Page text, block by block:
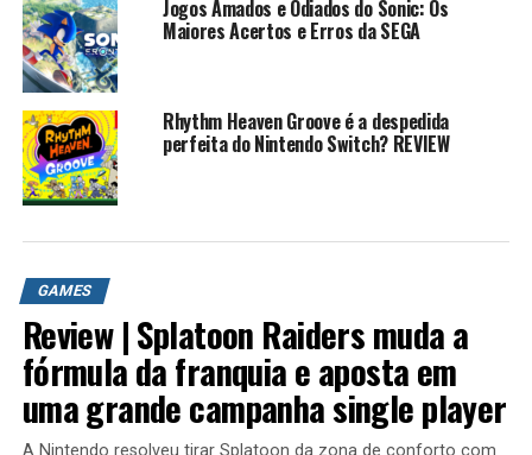
Corra a toda velocidade e suba de nível para aumentar
as habilidades de Sonic.
MÚSICAS:
-SONIC & ALL STAR RACING TRANSFORMADO:
SELEÇÃO DE JOGO
AVENTURA RÚSTICA SÓNICA: HOVERCRAFT
BATERIA CONTRA REAGINADA POR LOPES DE TEE
-WINDMILL ILHA MODERNA REMIX POR
THEBLEHEDGEHOG
AVENTURA SÔNICA 2: NÍVEL CLARO
-SONIC 2 HD: FASE ESPECIAL
-SONIC 3: FASE ESPECIAL DE ANDY COLLINS
Jogos Amados e Odiados do Sonic: Os
Maiores Acertos e Erros da SEGA
Rhythm Heaven Groove é a despedida
perfeita do Nintendo Switch? REVIEW
GAMES
Review | Splatoon Raiders muda a
fórmula da franquia e aposta em
uma grande campanha single player
A Nintendo resolveu tirar Splatoon da zona de conforto com